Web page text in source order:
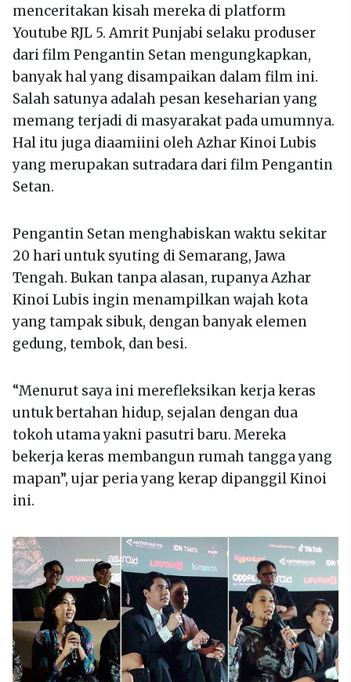
menceritakan kisah mereka di platform
Youtube RJL 5. Amrit Punjabi selaku produser
dari film Pengantin Setan mengungkapkan,
banyak hal yang disampaikan dalam film ini.
Salah satunya adalah pesan keseharian yang
memang terjadi di masyarakat pada umumnya.
Hal itu juga diaamiini oleh Azhar Kinoi Lubis
yang merupakan sutradara dari film Pengantin
Setan.
Pengantin Setan menghabiskan waktu sekitar
20 hari untuk syuting di Semarang, Jawa
Tengah. Bukan tanpa alasan, rupanya Azhar
Kinoi Lubis ingin menampilkan wajah kota
yang tampak sibuk, dengan banyak elemen
gedung, tembok, dan besi.
“Menurut saya ini merefleksikan kerja keras
untuk bertahan hidup, sejalan dengan dua
tokoh utama yakni pasutri baru. Mereka
bekerja keras membangun rumah tangga yang
mapan”, ujar peria yang kerap dipanggil Kinoi
ini.